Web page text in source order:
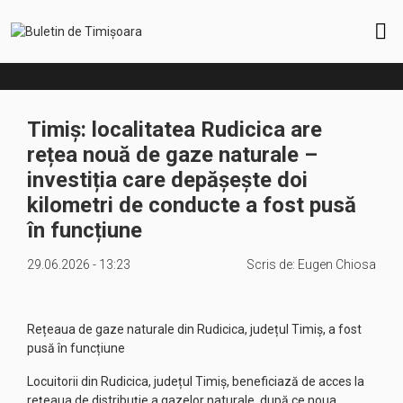
Timiș: localitatea Rudicica are
rețea nouă de gaze naturale –
investiția care depășește doi
kilometri de conducte a fost pusă
în funcțiune
29.06.2026 - 13:23 Scris de: Eugen Chiosa
Rețeaua de gaze naturale din Rudicica, județul Timiș, a fost
pusă în funcțiune
Locuitorii din Rudicica, județul Timiș, beneficiază de acces la